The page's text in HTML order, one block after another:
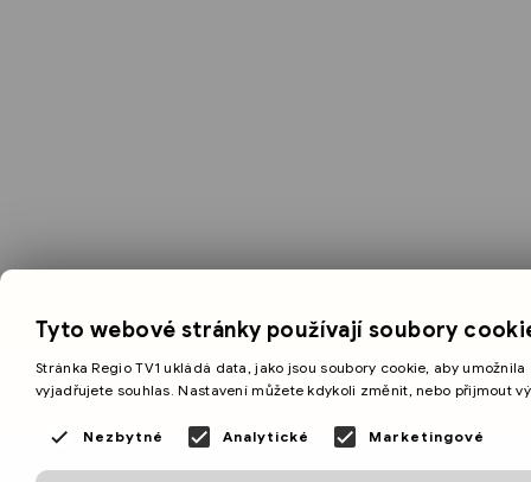
Tyto webové stránky používají soubory
Stránka Regio TV1 ukládá data, jako jsou soubory cookie, aby
vyjadřujete souhlas. Nastavení můžete kdykoli změnit, nebo přijmout
Nezbytné Analytické Marketingové